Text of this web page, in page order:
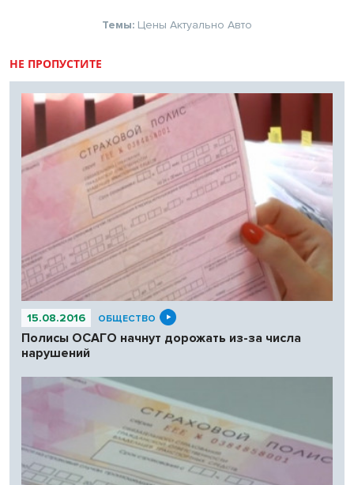
Темы: Цены Актуально Авто
НЕ ПРОПУСТИТЕ
15.08.2016 ОБЩЕСТВО
Полисы ОСАГО начнут дорожать из-за числа
нарушений